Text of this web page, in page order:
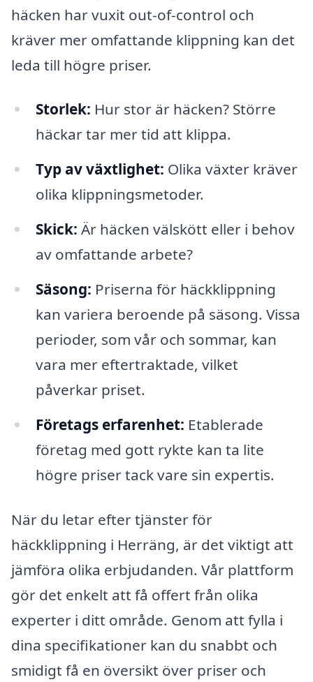
häcken har vuxit out-of-control och
kräver mer omfattande klippning kan det
leda till högre priser.
Storlek: Hur stor är häcken? Större
häckar tar mer tid att klippa.
Typ av växtlighet: Olika växter kräver
olika klippningsmetoder.
Skick: Är häcken välskött eller i behov
av omfattande arbete?
Säsong: Priserna för häckklippning
kan variera beroende på säsong. Vissa
perioder, som vår och sommar, kan
vara mer eftertraktade, vilket
påverkar priset.
Företags erfarenhet: Etablerade
företag med gott rykte kan ta lite
högre priser tack vare sin expertis.
När du letar efter tjänster för
häckklippning i Herräng, är det viktigt att
jämföra olika erbjudanden. Vår plattform
gör det enkelt att få offert från olika
experter i ditt område. Genom att fylla i
dina specifikationer kan du snabbt och
smidigt få en översikt över priser och